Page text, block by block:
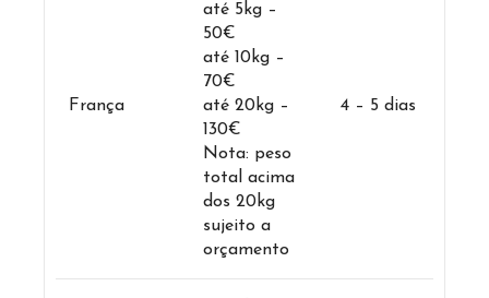
França
até 5kg –
50€
até 10kg –
70€
até 20kg –
130€
Nota: peso
total acima
dos 20kg
sujeito a
orçamento
4 – 5 dias